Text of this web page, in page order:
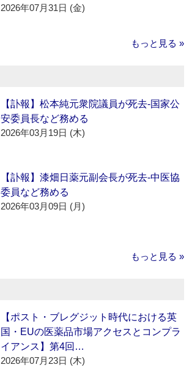
2026年07月31日 (金)
もっと見る »
【訃報】松本純元衆院議員が死去‐国家公
安委員長など務める
2026年03月19日 (木)
【訃報】漆畑日薬元副会長が死去‐中医協
委員など務める
2026年03月09日 (月)
もっと見る »
【ポスト・ブレグジット時代における英
国・EUの医薬品市場アクセスとコンプラ
イアンス】第4回…
2026年07月23日 (木)